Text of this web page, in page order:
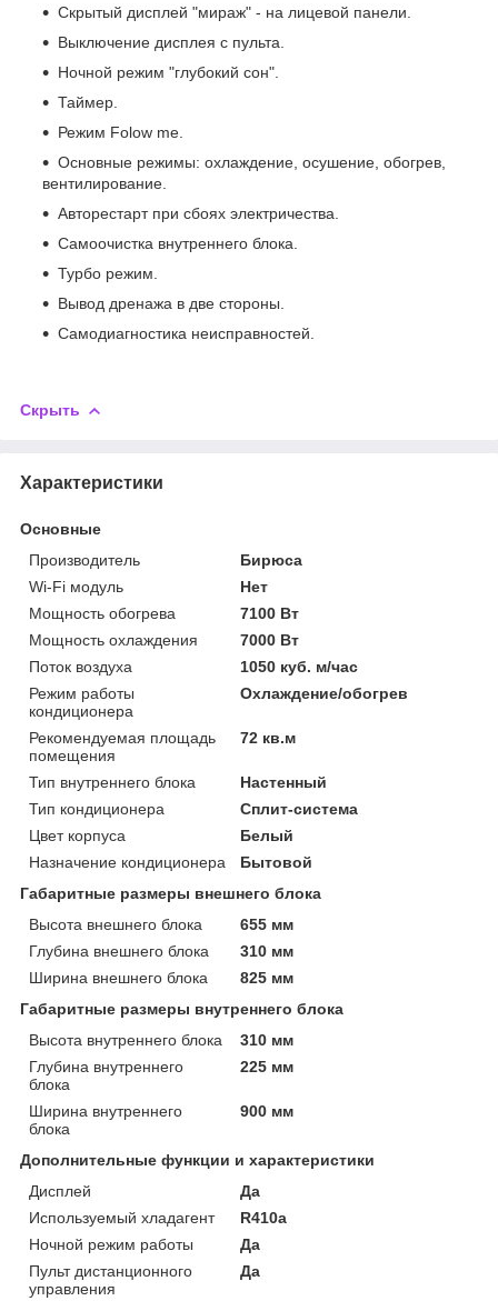
Скрытый дисплей "мираж" - на лицевой панели.
Выключение дисплея с пульта.
Ночной режим "глубокий сон".
Таймер.
Режим Folow me.
Основные режимы: охлаждение, осушение, обогрев,
вентилирование.
Авторестарт при сбоях электричества.
Самоочистка внутреннего блока.
Турбо режим.
Вывод дренажа в две стороны.
Самодиагностика неисправностей.
Скрыть
Характеристики
Основные
Производитель
Бирюса
Wi-Fi модуль
Нет
Мощность обогрева
7100 Вт
Мощность охлаждения
7000 Вт
Поток воздуха
1050 куб. м/час
Режим работы
кондиционера
Охлаждение/обогрев
Рекомендуемая площадь
помещения
72 кв.м
Тип внутреннего блока
Настенный
Тип кондиционера
Сплит-система
Цвет корпуса
Белый
Назначение кондиционера
Бытовой
Габаритные размеры внешнего блока
Высота внешнего блока
655 мм
Глубина внешнего блока
310 мм
Ширина внешнего блока
825 мм
Габаритные размеры внутреннего блока
Высота внутреннего блока
310 мм
Глубина внутреннего
блока
225 мм
Ширина внутреннего
блока
900 мм
Дополнительные функции и характеристики
Дисплей
Да
Используемый хладагент
R410a
Ночной режим работы
Да
Пульт дистанционного
управления
Да